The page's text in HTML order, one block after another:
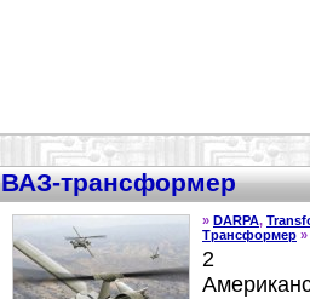
ВАЗ-трансформер
» DARPA,
Трансформер »
2